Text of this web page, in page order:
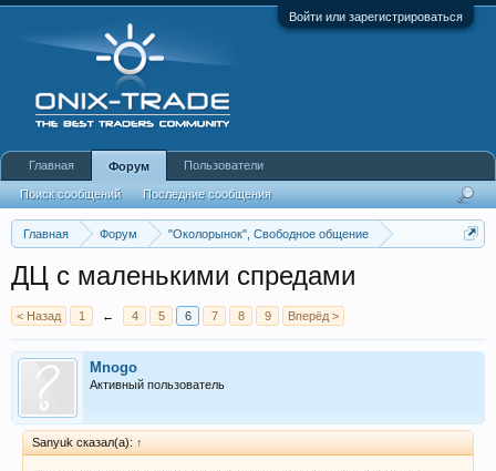
Войти или зарегистрироваться
Главная Форум
"Околорынок", Свободное общение
ДЦ с маленькими спредами
< Назад 1 ← 4 5 6 7 8 9 Вперёд >
Mnogo
Активный пользователь
Sanyuk сказал(а): ↑
Главная Форум
Поиск сообщений Последние сообщения
Пользователи